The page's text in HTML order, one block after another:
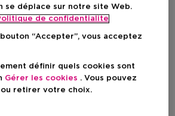
se déplace sur notre site Web.
de confidentialite
“Accepter”, vous acceptez
définir quels cookies sont
Gérer les cookies . Vous pouvez
retirer votre choix.